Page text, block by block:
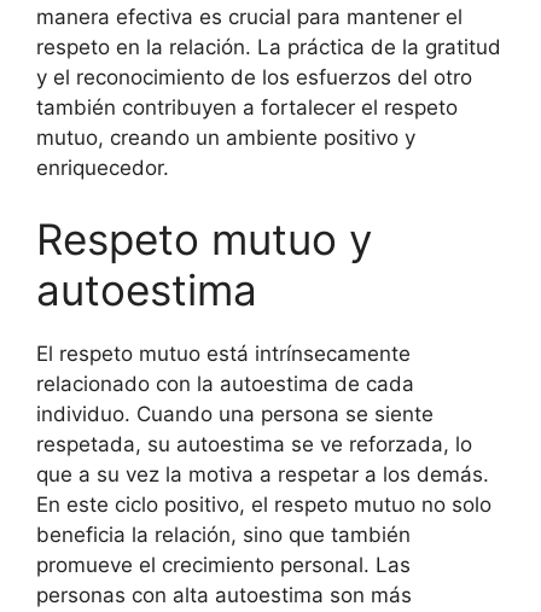
manera efectiva es crucial para mantener el
respeto en la relación. La práctica de la gratitud
y el reconocimiento de los esfuerzos del otro
también contribuyen a fortalecer el respeto
mutuo, creando un ambiente positivo y
enriquecedor.
Respeto mutuo y
autoestima
El respeto mutuo está intrínsecamente
relacionado con la autoestima de cada
individuo. Cuando una persona se siente
respetada, su autoestima se ve reforzada, lo
que a su vez la motiva a respetar a los demás.
En este ciclo positivo, el respeto mutuo no solo
beneficia la relación, sino que también
promueve el crecimiento personal. Las
personas con alta autoestima son más